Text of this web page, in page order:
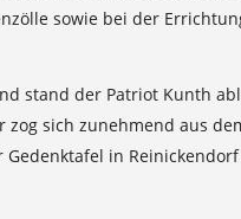
sowie bei der
stand der Patriot Kunth
sich zunehmend aus
in